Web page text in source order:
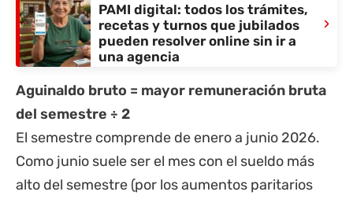
PAMI digital: todos los trámites,
recetas y turnos que jubilados
pueden resolver online sin ir a
una agencia
›
Aguinaldo bruto = mayor remuneración bruta
del semestre ÷ 2
El semestre comprende de enero a junio 2026.
Como junio suele ser el mes con el sueldo más
alto del semestre (por los aumentos paritarios